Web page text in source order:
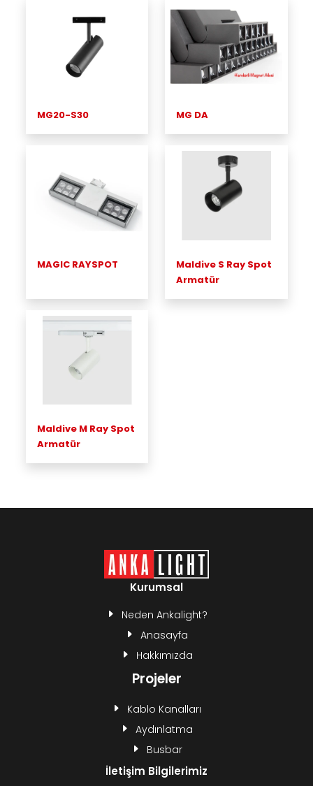
MG20-S30 MG DA
MAGIC RAYSPOT
Maldive S Ray Spot
Armatür
Maldive M Ray Spot
Armatür
Kurumsal
Neden Ankalight?
Anasayfa
Hakkımızda
Projeler
Kablo Kanalları
Aydınlatma
Busbar
İletişim Bilgilerimiz